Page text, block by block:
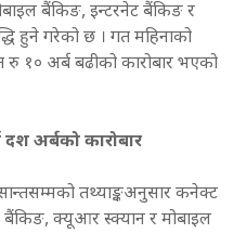
बैंकिङ, इन्टरनेट बैंकिङ र
हुने गरेको छ । गत महिनाको
रु १० अर्ब बढीको कारोबार भएको
अर्बको कारोबार
तथ्याङ्कअनुसार कनेक्ट
क्यूआर स्क्यान र मोबाइल